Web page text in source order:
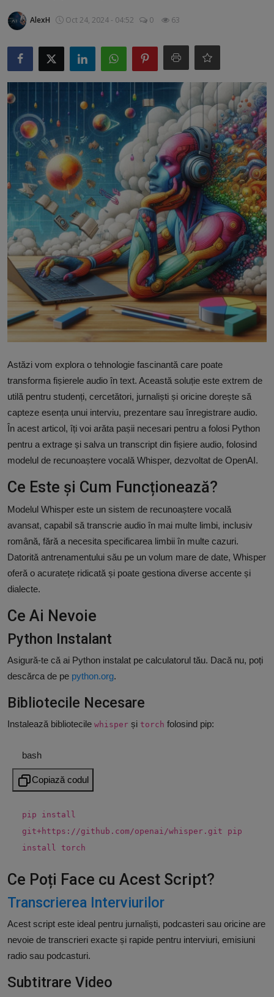
Amintiri din Viitor
Muzica
Free Script
Ai RoadMap
AI
Podcast
AlexH Oct 24, 2024 - 04:52 0 63
Astăzi vom explora o tehnologie fascinantă care poate
transforma fișierele audio în text. Această soluție este extrem de
utilă pentru studenți, cercetători, jurnaliști și oricine dorește să
capteze esența unui interviu, prezentare sau înregistrare audio.
În acest articol, îți voi arăta pașii necesari pentru a folosi Python
pentru a extrage și salva un transcript din fișiere audio, folosind
modelul de recunoaștere vocală Whisper, dezvoltat de OpenAI.
Ce Este și Cum Funcționează?
Modelul Whisper este un sistem de recunoaștere vocală
avansat, capabil să transcrie audio în mai multe limbi, inclusiv
română, fără a necesita specificarea limbii în multe cazuri.
Datorită antrenamentului său pe un volum mare de date, Whisper
oferă o acuratețe ridicată și poate gestiona diverse accente și
dialecte.
Ce Ai Nevoie
Python Instalant
Asigură-te că ai Python instalat pe calculatorul tău. Dacă nu, poți
descărca de pe python.org.
Bibliotecile Necesare
Instalează bibliotecile whisper și torch folosind pip:
bash
Copiază codul
pip install
git+https://github.com/openai/whisper.git pip
install torch
Ce Poți Face cu Acest Script?
Transcrierea Interviurilor
Acest script este ideal pentru jurnaliști, podcasteri sau oricine are
nevoie de transcrieri exacte și rapide pentru interviuri, emisiuni
radio sau podcasturi.
Subtitrare Video